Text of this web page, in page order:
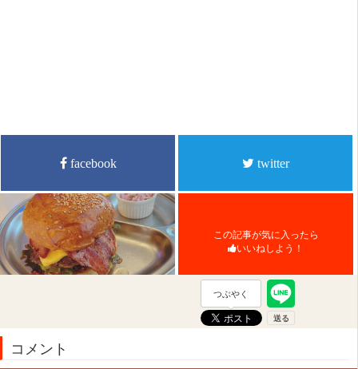
facebook twitter
この記事が気に入ったら
いいねしよう！
つぶやく
コメント